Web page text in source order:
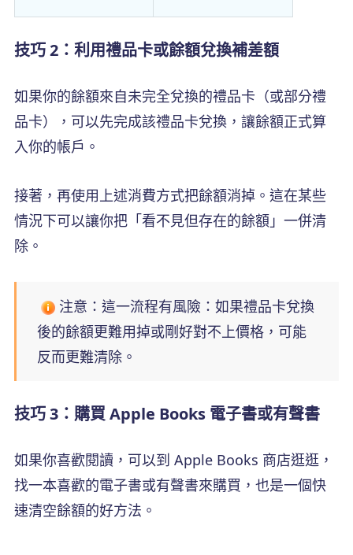
技巧 2：利用禮品卡或餘額兌換補差額
如果你的餘額來自未完全兌換的禮品卡（或部分禮
品卡），可以先完成該禮品卡兌換，讓餘額正式算
入你的帳戶。
接著，再使用上述消費方式把餘額消掉。這在某些
情況下可以讓你把「看不見但存在的餘額」一併清
除。
注意：這一流程有風險：如果禮品卡兌換
後的餘額更難用掉或剛好對不上價格，可能
反而更難清除。
技巧 3：購買 Apple Books 電子書或有聲書
如果你喜歡閱讀，可以到 Apple Books 商店逛逛，
找一本喜歡的電子書或有聲書來購買，也是一個快
速清空餘額的好方法。